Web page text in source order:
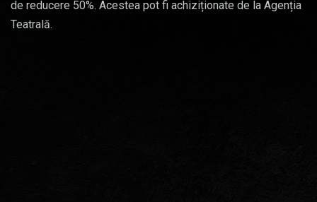
de reducere 50%. Acestea pot fi achiziționate de la Agenția
Teatrală.